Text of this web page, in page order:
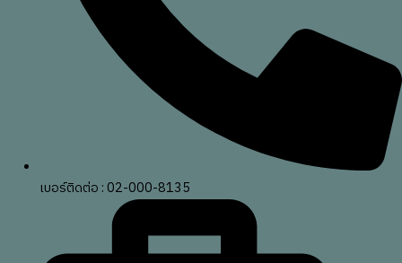
เบอร์ติดต่อ : 02-000-8135